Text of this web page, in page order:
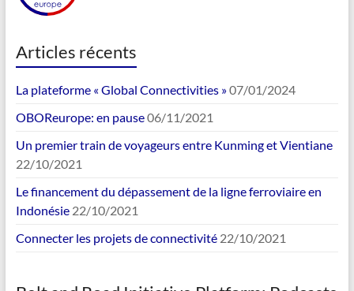
Articles récents
La plateforme « Global Connectivities »07/01/2024
OBOReurope: en pause06/11/2021
Un premier train de voyageurs entre Kunming et Vientiane
22/10/2021
Le financement du dépassement de la ligne ferroviaire en
Indonésie 22/10/2021
Connecter les projets de connectivité 22/10/2021